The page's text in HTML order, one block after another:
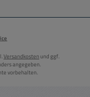
Versandkosten und ggf.
angegeben.
vorbehalten.